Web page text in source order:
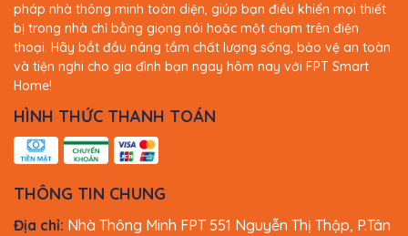
pháp nhà thông minh toàn diện, giúp bạn điều khiển mọi thiết
bị trong nhà chỉ bằng giọng nói hoặc một chạm trên điện
thoại. Hãy bắt đầu nâng tầm chất lượng sống, bảo vệ an toàn
và tiện nghi cho gia đình bạn ngay hôm nay với FPT Smart
Home!
HÌNH THỨC THANH TOÁN
THÔNG TIN CHUNG
Địa chỉ: Nhà Thông Minh FPT 551 Nguyễn Thị Thập, P.Tân